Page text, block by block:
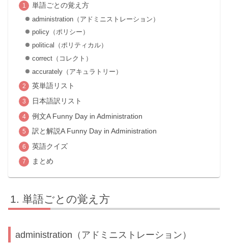
単語ごとの覚え方
administration（アドミニストレーション）
policy（ポリシー）
political（ポリティカル）
correct（コレクト）
accurately（アキュラトリー）
英単語リスト
日本語訳リスト
例文A Funny Day in Administration
訳と解説A Funny Day in Administration
英語クイズ
まとめ
単語ごとの覚え方
administration（アドミニストレーション）